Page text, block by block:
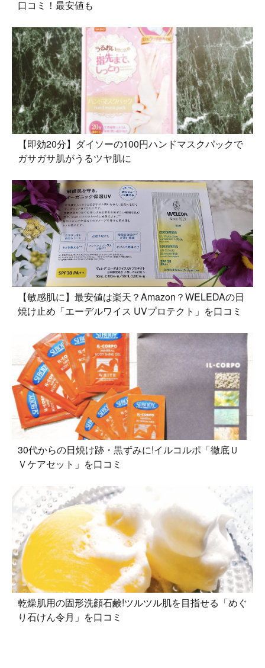
口コミ！最安値も
【即効20分】ダイソーの100円ハンドマスクパックで
ガサガサ肌がうるツヤ肌に
【敏感肌に】最安値は楽天？Amazon？WELEDAの日
焼け止め「エーデルワイス UVプロテクト」を口コミ
30代からの日焼け跡・黒ずみに!イルコルポ「徹底Ｕ
Ｖケアセット」を口コミ
乾燥肌用の固形洗顔石鹸!ツルツル肌を目指せる「めぐ
り石けん令月」を口コミ